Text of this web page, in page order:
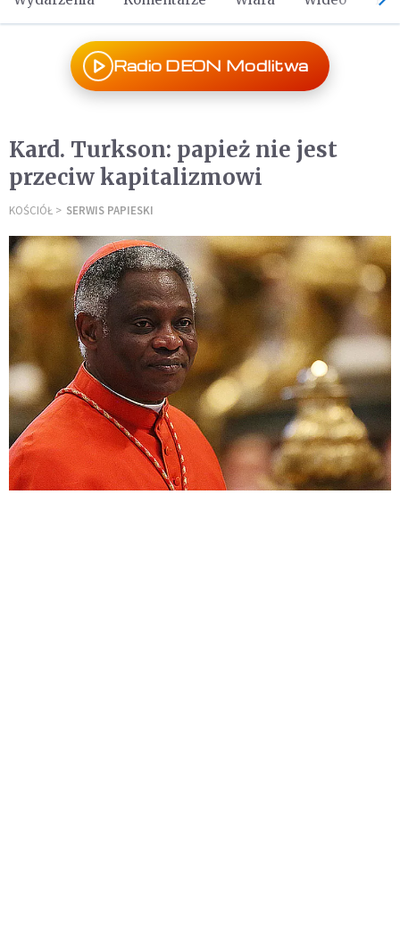
Radio DEON Modlitwa
Kard. Turkson: papież nie jest
przeciw kapitalizmowi
KOŚCIÓŁ SERWIS PAPIESKI